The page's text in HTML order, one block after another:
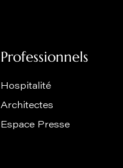
Professionnels
Hospitalité
Architectes
Espace Presse